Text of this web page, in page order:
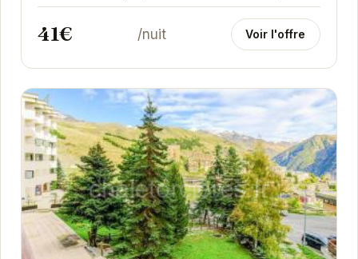
d'Orcières Merlette 1850. Pouvant accueillir...
41€ /nuit Voir l'offre